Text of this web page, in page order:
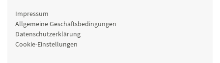
Impressum
Allgemeine Geschäftsbedingungen
Datenschutzerklärung
Cookie-Einstellungen